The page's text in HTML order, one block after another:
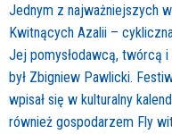
Jednym z najważniejszych
Kwitnących Azalii –
Jej pomysłodawcą, twórcą
był Zbigniew Pawlicki.
wpisał się w kulturalny
również gospodarzem Fly